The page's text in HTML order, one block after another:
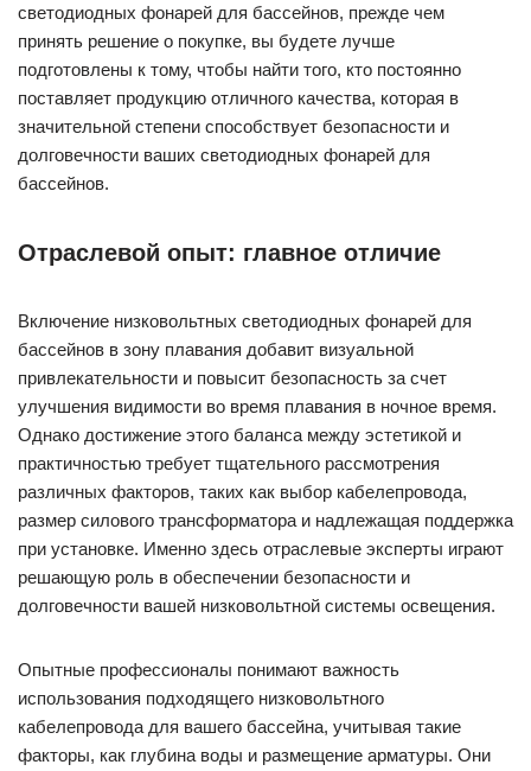
светодиодных фонарей для бассейнов, прежде чем
принять решение о покупке, вы будете лучше
подготовлены к тому, чтобы найти того, кто постоянно
поставляет продукцию отличного качества, которая в
значительной степени способствует безопасности и
долговечности ваших светодиодных фонарей для
бассейнов.
Отраслевой опыт: главное отличие
Включение низковольтных светодиодных фонарей для
бассейнов в зону плавания добавит визуальной
привлекательности и повысит безопасность за счет
улучшения видимости во время плавания в ночное время.
Однако достижение этого баланса между эстетикой и
практичностью требует тщательного рассмотрения
различных факторов, таких как выбор кабелепровода,
размер силового трансформатора и надлежащая поддержка
при установке. Именно здесь отраслевые эксперты играют
решающую роль в обеспечении безопасности и
долговечности вашей низковольтной системы освещения.
Опытные профессионалы понимают важность
использования подходящего низковольтного
кабелепровода для вашего бассейна, учитывая такие
факторы, как глубина воды и размещение арматуры. Они